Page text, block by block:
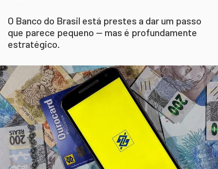
O Banco do Brasil está prestes a dar um passo
que parece pequeno — mas é profundamente
estratégico.